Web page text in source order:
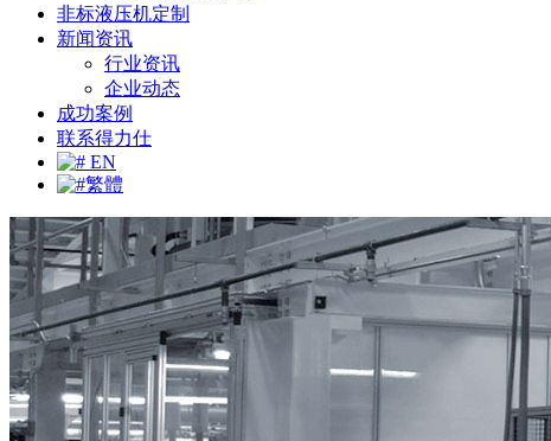
非标液压机定制
新闻资讯
行业资讯
企业动态
成功案例
联系得力仕
EN
繁體